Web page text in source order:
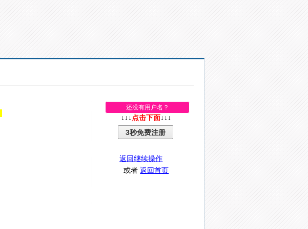
还没有用户名？
↓↓↓ 点击下面 ↓↓↓
3秒免费注册
返回继续操作
或者返回首页